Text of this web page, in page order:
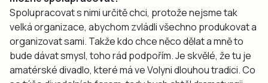
Spolupracovat s nimi určitě chci, protože nejsme tak
velká organizace, abychom zvládli všechno produkovat a
organizovat sami. Takže kdo chce něco dělat a mně to
bude dávat smysl, toho rád podpořím. Je skvělé, že tu je
amatérské divadlo, které má ve Volyni dlouhou tradici. Co